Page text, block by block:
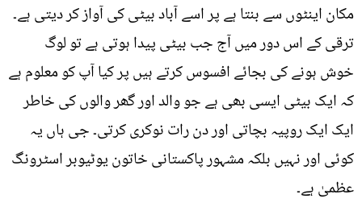
مکان اینٹوں سے بنتا ہے پر اسے آباد بیٹی کی آواز کر دیتی ہے۔
ترقی کے اس دور میں آج جب بیٹی پیدا ہوتی ہے تو لوگ
خوش ہونے کی بجائے افسوس کرتے ہیں پر کیا آپ کو معلوم ہے
کہ ایک بیٹی ایسی بھی ہے جو والد اور گھر والوں کی خاطر
ایک ایک روپیہ بچاتی اور دن رات نوکری کرتی۔ جی ہاں یہ
کوئی اور نہیں بلکہ مشہور پاکستانی خاتون یوٹیوبر اسٹرونگ
عظمیٰ ہے۔